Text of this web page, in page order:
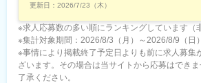
更新日： 2026/7/23（木）
※求人応募数の多い順にランキングしています（
※集計対象期間：2026/8/3（月）～2026/8/9（日）
※事情により掲載終了予定日よりも前に求人募集
ざいます。その場合は当サイトから応募はでき
了承ください。